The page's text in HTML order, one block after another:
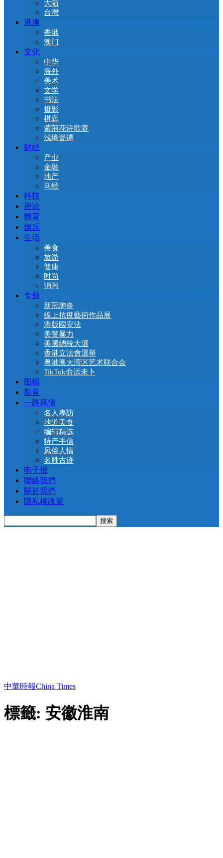
大陆
台灣
港澳
香港
澳门
文化
中华
海外
美术
文学
书法
摄影
棋弈
紫荊花诗歌赛
浅绛瓷谭
财经
产业
金融
地产
马经
科技
评论
體育
娛乐
生活
美食
旅游
健康
时尚
消闲
专题
新冠肺炎
線上抗疫藝術作品展
港版國安法
美警暴力
美國總統大選
香港立法會選舉
粤港澳大湾区艺术联合会
TikTok命运未卜
图辑
影音
一路风情
名人專訪
地道美食
编辑精选
特产手信
风俗人情
名胜古迹
电子报
聯絡我們
關於我們
隱私權政策
中華時報China Times
標籤: 安徽淮南